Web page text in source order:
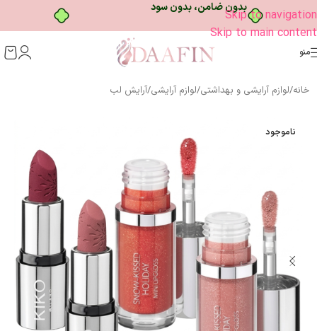
خرید قسطی با ترب‌پیSkip to navigation
Skip to main content
منو
خانه/لوازم آرایشی و بهداشتی/لوازم آرایشی/آرایش لب
ناموجود